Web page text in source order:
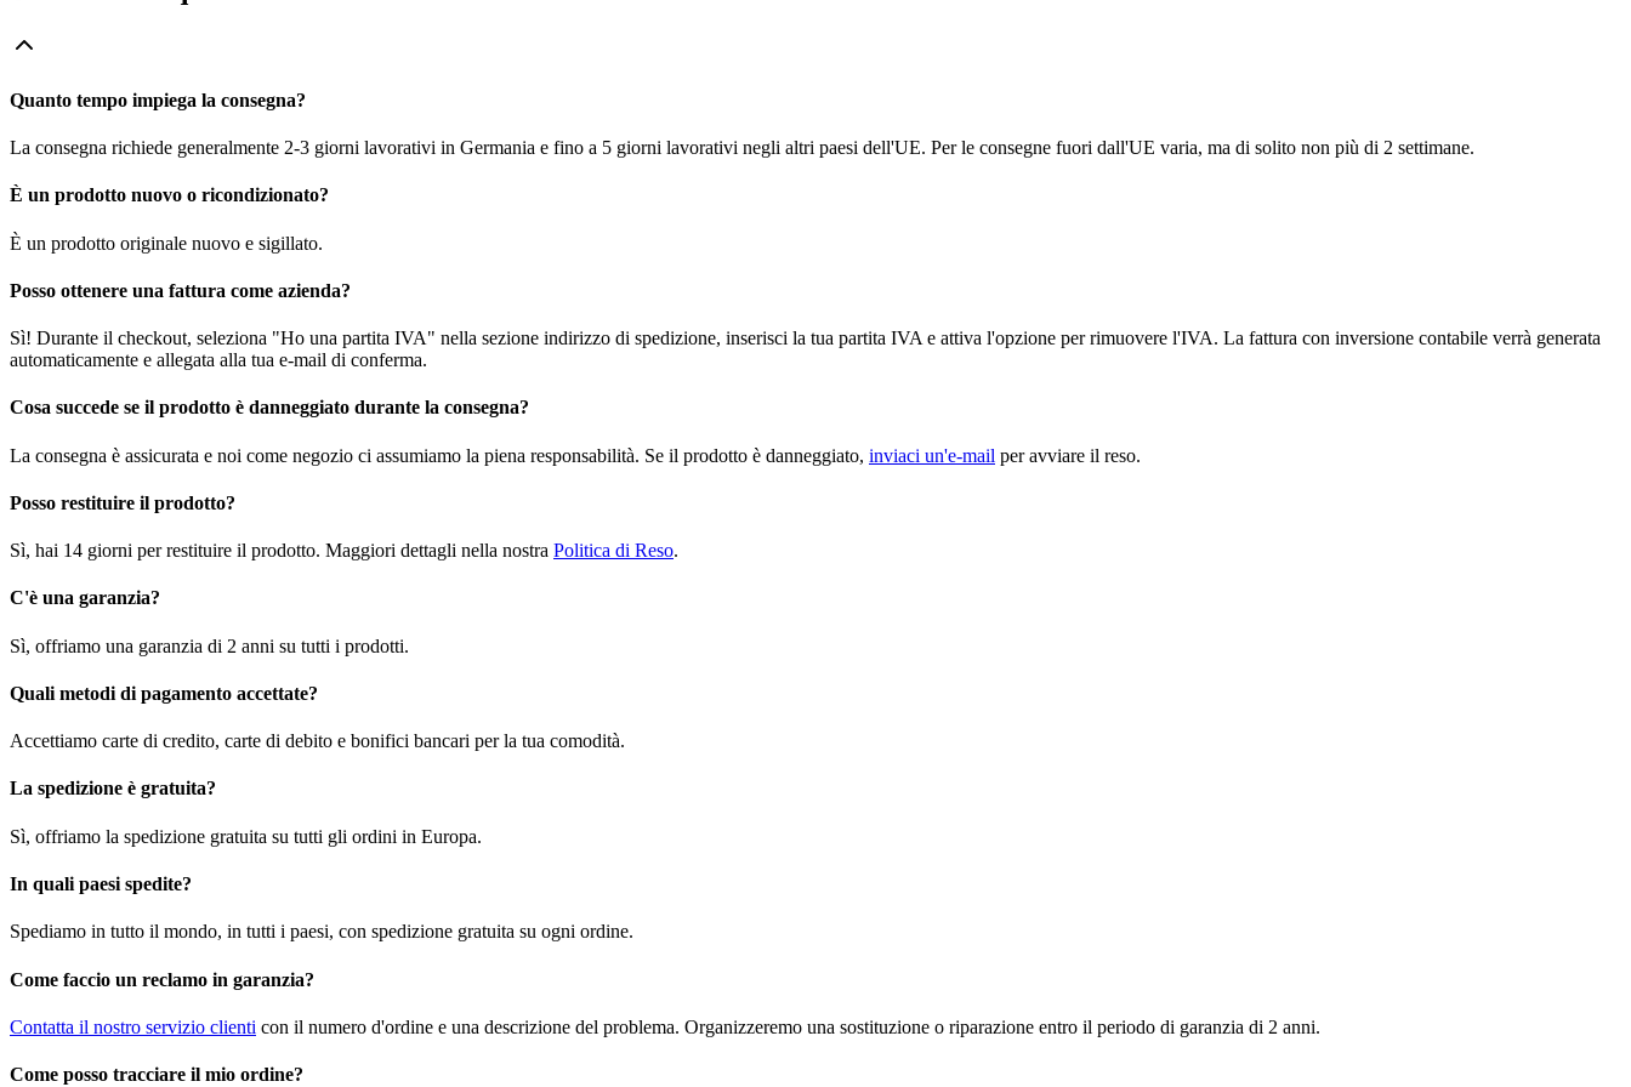
Quanto tempo impiega la consegna?
La consegna richiede generalmente 2-3 giorni lavorativi in Germania e fino a 5 giorni lavorativi negli altri paesi dell'UE. Per le consegne fuori dall'UE varia, ma di solito non più di 2 settimane.
È un prodotto nuovo o ricondizionato?
È un prodotto originale nuovo e sigillato.
Posso ottenere una fattura come azienda?
Sì! Durante il checkout, seleziona "Ho una partita IVA" nella sezione indirizzo di spedizione, inserisci la tua partita IVA e attiva l'opzione per rimuovere l'IVA. La fattura con inversione contabile verrà generata
automaticamente e allegata alla tua e-mail di conferma.
Cosa succede se il prodotto è danneggiato durante la consegna?
La consegna è assicurata e noi come negozio ci assumiamo la piena responsabilità. Se il prodotto è danneggiato, inviaci un'e-mail per avviare il reso.
Posso restituire il prodotto?
Sì, hai 14 giorni per restituire il prodotto. Maggiori dettagli nella nostra Politica di Reso.
C'è una garanzia?
Sì, offriamo una garanzia di 2 anni su tutti i prodotti.
Quali metodi di pagamento accettate?
Accettiamo carte di credito, carte di debito e bonifici bancari per la tua comodità.
La spedizione è gratuita?
Sì, offriamo la spedizione gratuita su tutti gli ordini in Europa.
In quali paesi spedite?
Spediamo in tutto il mondo, in tutti i paesi, con spedizione gratuita su ogni ordine.
Come faccio un reclamo in garanzia?
Contatta il nostro servizio clienti con il numero d'ordine e una descrizione del problema. Organizzeremo una sostituzione o riparazione entro il periodo di garanzia di 2 anni.
Come posso tracciare il mio ordine?